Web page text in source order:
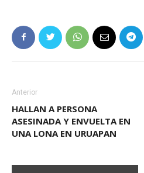
Anterior
HALLAN A PERSONA
ASESINADA Y ENVUELTA EN
UNA LONA EN URUAPAN